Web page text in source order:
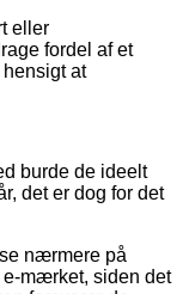
eller
fordel af et
at
burde de ideelt
det er dog for det
nærmere på
e-mærket, siden det